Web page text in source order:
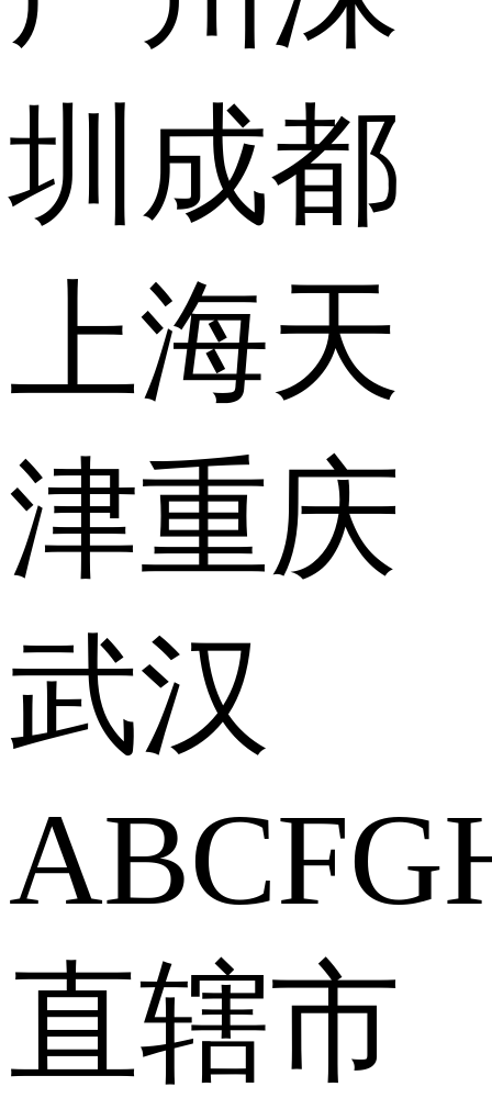
圳 成都
上海天
津重庆
武汉
ABCFG
直辖市